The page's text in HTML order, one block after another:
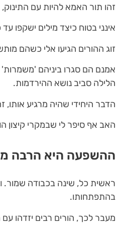
זהו תור האמא להיות עם
אינני בטוח כיצד מילים ישקפו
זוג ההורים הגיעו אלי כשהם
אמנם הם סגרו ביניהם 'משמרות'
הלילה סביב נושא ההירדמות.
הדבר היחידי שהיה מרגיע אותו,
האב אף סיפר לי שבמקרי קיצון
ההשפעה היא הרבה
ראשית כל, שינה בכבודה שמור.
בהתפתחותו.
מעבר לכך, הורים רבים יזדהו